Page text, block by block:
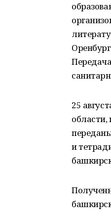
25
области,
и